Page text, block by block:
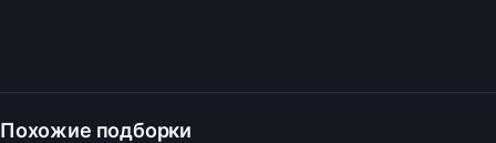
Похожие подборки